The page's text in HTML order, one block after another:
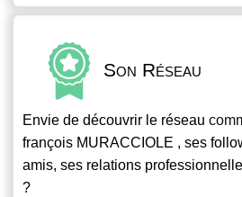
Son Réseau
Envie de découvrir le réseau
françois MURACCIOLE , ses
amis, ses relations
?